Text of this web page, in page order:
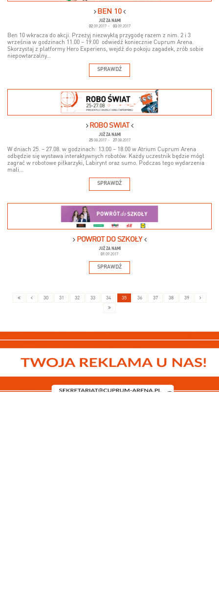
BEN 10
JUŻ ZA NAMI
0209.2017 - 0309.2017
Ben 10 wkracza do akcji. Przeżyj niezwykłą przygodę razem z nim. 2 i 3
września w godzinach 11.00 – 19.00 odwiedź koniecznie Cuprum Arena.
Skorzystaj z platformy Hero Experiens, wejdź do pokoju zagadek, zrób sobie
niepowtarzalny...
SPRAWDŹ
ROBO ŚWIAT
JUŻ ZA NAMI
2508.2017 - 2708.2017
W dniach 25. – 27.08. w godzinach: 13.00 – 18.00 w Atrium Cuprum Arena
odbędzie się wystawa interaktywnych robotów. Każdy uczestnik będzie mógł
zagrać w robotowe piłkarzyki, Labirynt oraz sumo. Podczas tego wydarzenia
mali...
SPRAWDŹ
POWRÓT DO SZKOŁY
JUŻ ZA NAMI
01 09.2017
SPRAWDŹ
30 31 32 33 34 35 36 37 38 39